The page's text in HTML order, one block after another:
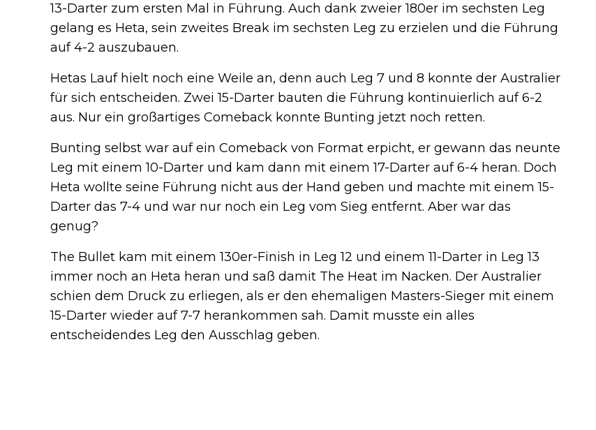
13-Darter zum ersten Mal in Führung. Auch dank zweier 180er im sechsten Leg
gelang es Heta, sein zweites Break im sechsten Leg zu erzielen und die Führung
auf 4-2 auszubauen.
Hetas Lauf hielt noch eine Weile an, denn auch Leg 7 und 8 konnte der Australier
für sich entscheiden. Zwei 15-Darter bauten die Führung kontinuierlich auf 6-2
aus. Nur ein großartiges Comeback konnte Bunting jetzt noch retten.
Bunting selbst war auf ein Comeback von Format erpicht, er gewann das neunte
Leg mit einem 10-Darter und kam dann mit einem 17-Darter auf 6-4 heran. Doch
Heta wollte seine Führung nicht aus der Hand geben und machte mit einem 15-
Darter das 7-4 und war nur noch ein Leg vom Sieg entfernt. Aber war das
genug?
The Bullet kam mit einem 130er-Finish in Leg 12 und einem 11-Darter in Leg 13
immer noch an Heta heran und saß damit The Heat im Nacken. Der Australier
schien dem Druck zu erliegen, als er den ehemaligen Masters-Sieger mit einem
15-Darter wieder auf 7-7 herankommen sah. Damit musste ein alles
entscheidendes Leg den Ausschlag geben.